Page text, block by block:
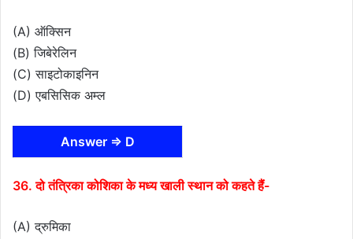
(A) ऑक्सिन
(B) जिबेरेलिन
(C) साइटोकाइनिन
(D) एबसिसिक अम्ल
Answer ⇒ D
36. दो तंत्रिका कोशिका के मध्य खाली स्थान को कहते हैं-
(A) द्रुमिका